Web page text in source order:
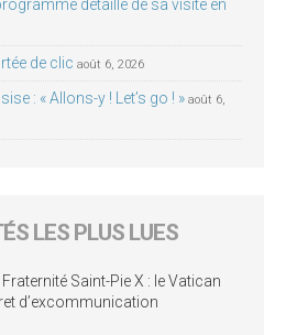
détaillé de sa visite en
de clic août 6, 2026
: « Allons-y ! Let’s go ! » août 6,
LES PLUS LUES
Saint-Pie X : le Vatican
d’excommunication